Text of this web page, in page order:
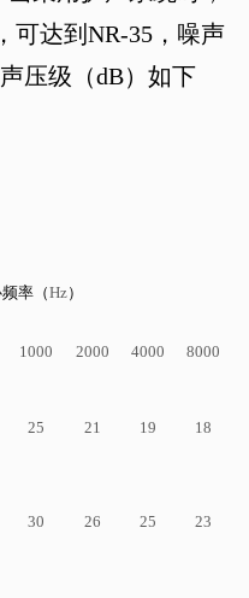
可达到 NR-35，噪声
压级（dB）如下
率（Hz）
1000 2000 4000 8000
25 21 19 18
30 26 25 23